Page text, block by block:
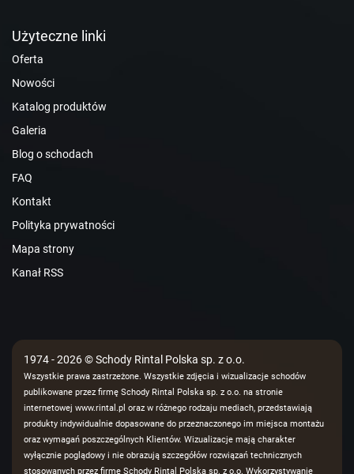
Użyteczne linki
Oferta
Nowości
Katalog produktów
Galeria
Blog o schodach
FAQ
Kontakt
Polityka prywatności
Mapa strony
Kanał RSS
1974 - 2026 © Schody Rintal Polska sp. z o.o.
Wszystkie prawa zastrzeżone. Wszystkie zdjęcia i wizualizacje schodów
publikowane przez firmę Schody Rintal Polska sp. z o.o. na stronie
internetowej www.rintal.pl oraz w różnego rodzaju mediach, przedstawiają
produkty indywidualnie dopasowane do przeznaczonego im miejsca montażu
oraz wymagań poszczególnych Klientów. Wizualizacje mają charakter
wyłącznie poglądowy i nie obrazują szczegółów rozwiązań technicznych
stosowanych przez firmę Schody Rintal Polska sp. z o.o. Wykorzystywanie